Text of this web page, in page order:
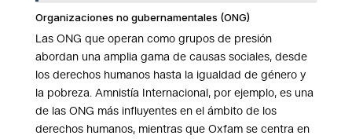
Organizaciones no gubernamentales (ONG)
Las ONG que operan como grupos de presión
abordan una amplia gama de causas sociales, desde
los derechos humanos hasta la igualdad de género y
la pobreza. Amnistía Internacional, por ejemplo, es una
de las ONG más influyentes en el ámbito de los
derechos humanos, mientras que Oxfam se centra en